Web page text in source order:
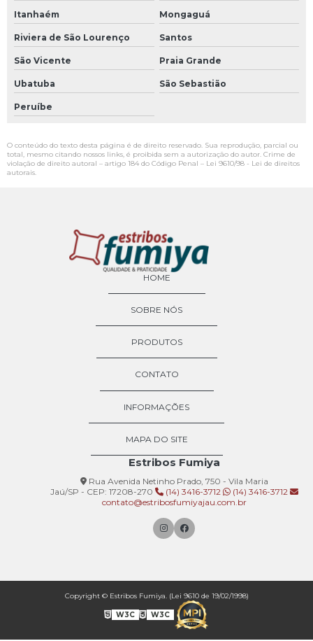
Itanhaém Mongaguá
Riviera de São Lourenço Santos
São Vicente Praia Grande
Ubatuba São Sebastião
Peruíbe
O conteúdo do texto desta página é de direito reservado. Sua reprodução, parcial ou
total, mesmo citando nossos links, é proibida sem a autorização do autor. Crime de
violação de direito autoral – artigo 184 do Código Penal – Lei 9610/98 - Lei de direitos
autorais.
HOME
SOBRE NÓS
PRODUTOS
CONTATO
INFORMAÇÕES
MAPA DO SITE
Estribos Fumiya
Rua Avenida Netinho Prado, 750 - Vila Maria
Jaú/SP - CEP: 17208-270
(14) 3416-3712
(14) 3416-3712
contato@estribosfumiyajau.com.br
Copyright © Estribos Fumiya. (Lei 9610 de 19/02/1998)
W3C W3C